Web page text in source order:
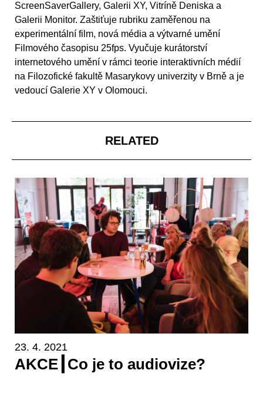
ScreenSaverGallery, Galerii XY, Vitríně Deniska a
Galerii Monitor. Zaštiťuje rubriku zaměřenou na
experimentální film, nová média a výtvarné umění
Filmového časopisu 25fps. Vyučuje kurátorství
internetového umění v rámci teorie interaktivních médií
na Filozofické fakultě Masarykovy univerzity v Brně a je
vedoucí Galerie XY v Olomouci.
RELATED
23. 4. 2021
AKCE┃Co je to audiovize?